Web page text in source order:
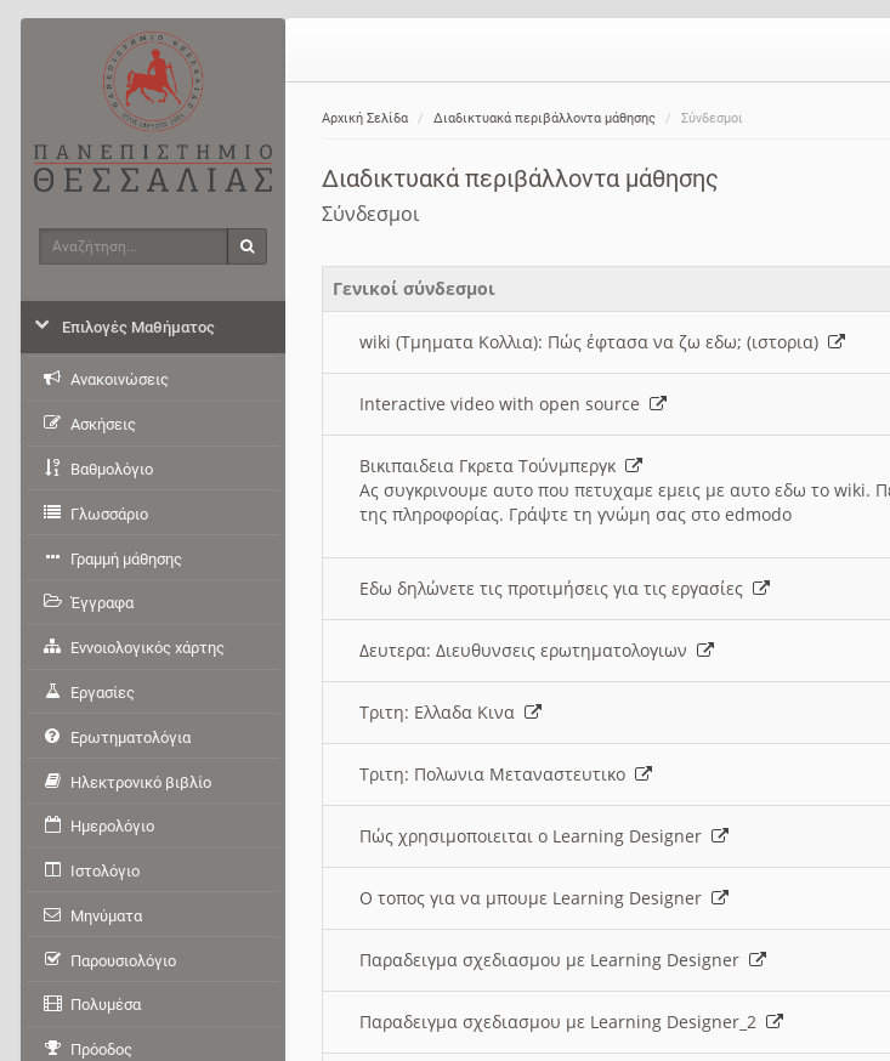
Αρχική Σελίδα Διαδικτυακά περιβάλλοντα μάθησης Σύνδεσμοι
Διαδικτυακά περιβάλλοντα μάθησης
Σύνδεσμοι
Γενικοί σύνδεσμοι
wiki (Τμηματα Κολλια): Πώς έφτασα να ζω εδω; (ιστορια)
Interactive video with open source
Βικιπαιδεια Γκρετα Τούνμπεργκ
Ας συγκρινουμε αυτο που πετυχαμε εμεις με αυτο εδω το wiki.
της πληροφορίας. Γράψτε τη γνώμη σας στο edmodo
Εδω δηλώνετε τις προτιμήσεις για τις εργασίες
Δευτερα: Διευθυνσεις ερωτηματολογιων
Τριτη: Ελλαδα Κινα
Τριτη: Πολωνια Μεταναστευτικο
Πώς χρησιμοποιειται ο Learning Designer
O τοπος για να μπουμε Learning Designer
Παραδειγμα σχεδιασμου με Learning Designer
Παραδειγμα σχεδιασμου με Learning Designer_2
Αναζήτηση
Επιλογές Μαθήματος
Ανακοινώσεις
Ασκήσεις
Βαθμολόγιο
Γλωσσάριο
Γραμμή μάθησης
Έγγραφα
Εννοιολογικός χάρτης
Εργασίες
Ερωτηματολόγια
Ηλεκτρονικό βιβλίο
Ημερολόγιο
Ιστολόγιο
Μηνύματα
Παρουσιολόγιο
Πολυμέσα
Πρόοδος